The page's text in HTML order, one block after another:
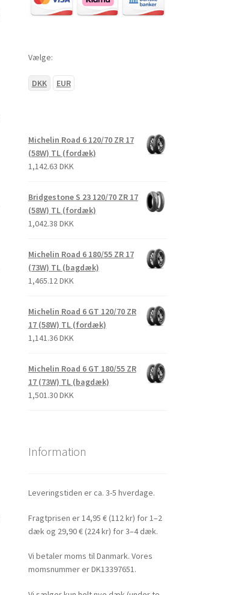
Vælge:
DKK EUR
Michelin Road 6 120/70 ZR 17
(58W) TL (fordæk)
1,142.63 DKK
Bridgestone S 23 120/70 ZR 17
(58W) TL (fordæk)
1,042.38 DKK
Michelin Road 6 180/55 ZR 17
(73W) TL (bagdæk)
1,465.12 DKK
Michelin Road 6 GT 120/70 ZR
17 (58W) TL (fordæk)
1,141.36 DKK
Michelin Road 6 GT 180/55 ZR
17 (73W) TL (bagdæk)
1,501.30 DKK
Information
Leveringstiden er ca. 3-5 hverdage.
Fragtprisen er 14,95 € (112 kr) for 1–2
dæk og 29,90 € (224 kr) for 3–4 dæk.
Vi betaler moms til Danmark. Vores
momsnummer er DK13397651.